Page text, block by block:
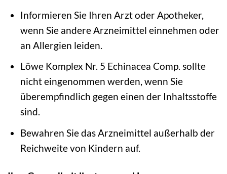
Informieren Sie Ihren Arzt oder Apotheker,
wenn Sie andere Arzneimittel einnehmen oder
an Allergien leiden.
Löwe Komplex Nr. 5 Echinacea Comp. sollte
nicht eingenommen werden, wenn Sie
überempfindlich gegen einen der Inhaltsstoffe
sind.
Bewahren Sie das Arzneimittel außerhalb der
Reichweite von Kindern auf.